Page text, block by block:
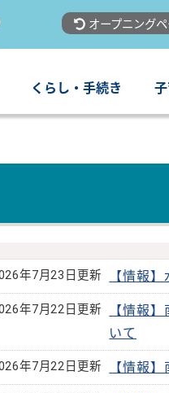
オープニング
くらし・手続き
年7月23日更新 【情報
年7月22日更新
【情報
いて
年7月22日更新 【情報